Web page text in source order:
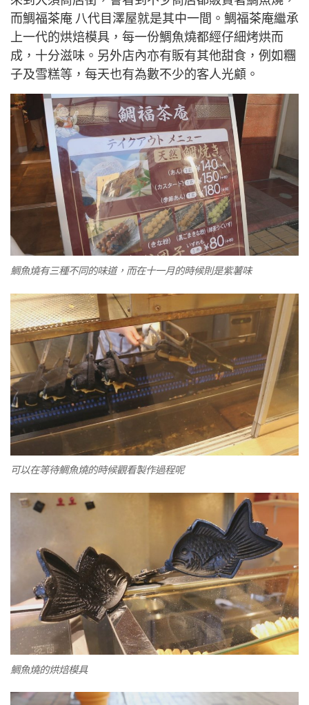
而鯛福茶庵 八代目澤屋就是其中一間。鯛福茶庵繼承
上一代的烘焙模具，每一份鯛魚燒都經仔細烤烘而
成，十分滋味。另外店內亦有販有其他甜食，例如糰
子及雪糕等，每天也有為數不少的客人光顧。
鯛魚燒有三種不同的味道，而在十一月的時候則是紫薯味
可以在等待鯛魚燒的時候觀看製作過程呢
鯛魚燒的烘焙模具